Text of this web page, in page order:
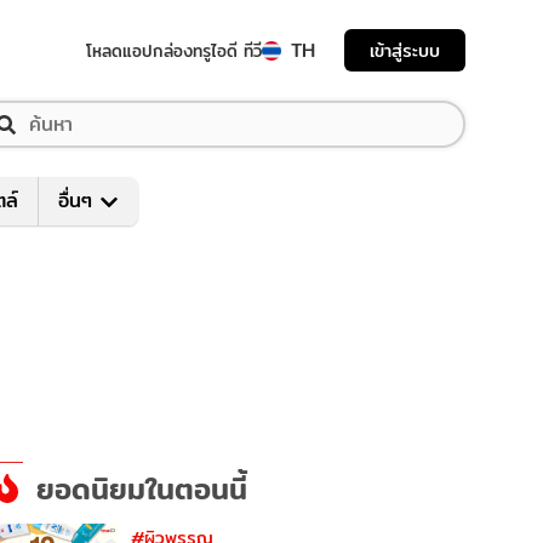
โหลดแอปกล่องทรูไอดี ทีวี TH เข้าสู่ระบบ
ล์ อื่นๆ
ยอดนิยมในตอนนี้